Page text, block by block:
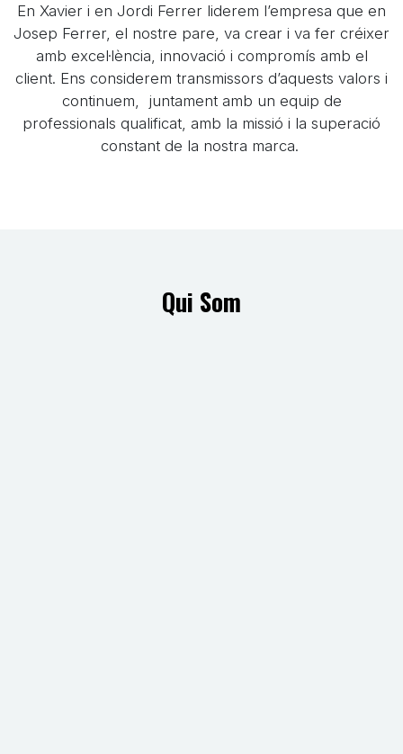
En Xavier i en Jordi Ferrer liderem l’empresa que en
Josep Ferrer, el nostre pare, va crear i va fer créixer
amb excel·lència, innovació i compromís amb el
client. Ens considerem transmissors d’aquests valors i
continuem, juntament amb un equip de
professionals qualificat, amb la missió i la superació
constant de la nostra marca.
Qui Som